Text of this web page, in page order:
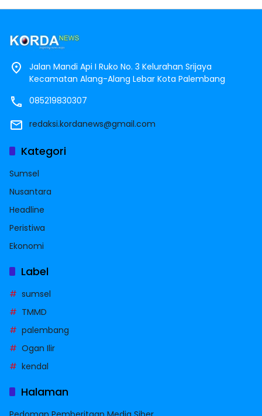
Jalan Mandi Api I Ruko No. 3 Kelurahan Srijaya
Kecamatan Alang-Alang Lebar Kota Palembang
085219830307
redaksi.kordanews@gmail.com
Kategori
Sumsel
Nusantara
Headline
Peristiwa
Ekonomi
Label
sumsel
TMMD
palembang
Ogan Ilir
kendal
Halaman